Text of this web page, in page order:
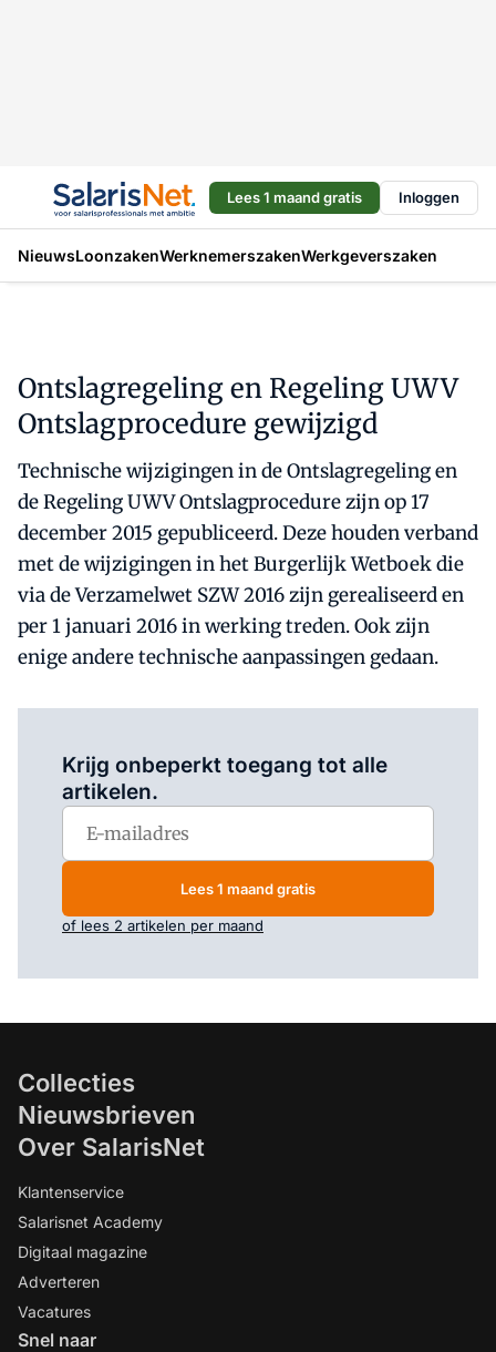
Lees 1 maand gratis Inloggen
NieuwsLoonzakenWerknemerszakenWerkgeverszaken
Ontslagregeling en Regeling UWV
Ontslagprocedure gewijzigd
Technische wijzigingen in de Ontslagregeling en
de Regeling UWV Ontslagprocedure zijn op 17
december 2015 gepubliceerd. Deze houden verband
met de wijzigingen in het Burgerlijk Wetboek die
via de Verzamelwet SZW 2016 zijn gerealiseerd en
per 1 januari 2016 in werking treden. Ook zijn
enige andere technische aanpassingen gedaan.
Krijg onbeperkt toegang tot alle
artikelen.
Lees 1 maand gratis
of lees 2 artikelen per maand
Collecties
Nieuwsbrieven
Over SalarisNet
Klantenservice
Salarisnet Academy
Digitaal magazine
Adverteren
Vacatures
Snel naar